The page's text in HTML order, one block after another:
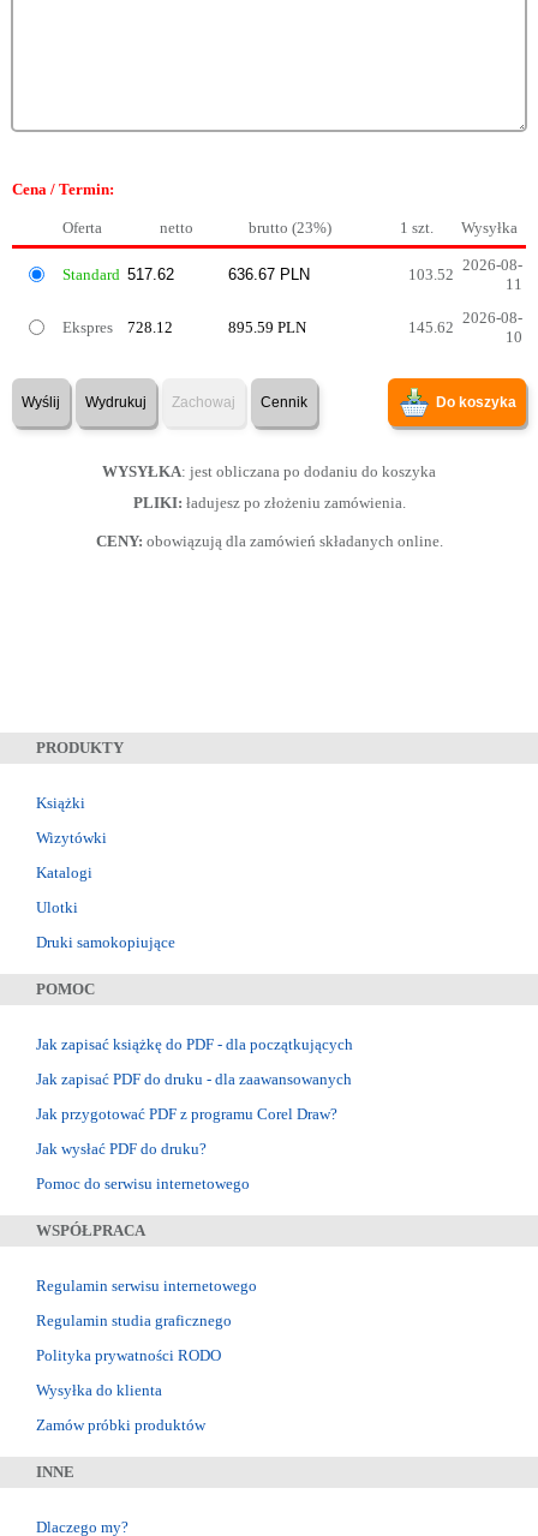
Cena / Termin:
Oferta netto brutto (23%) 1 szt. Wysyłka
Standard 103.52
2026-08-
11
Ekspres 728.12 895.59 PLN 145.62
2026-08-
10
Wyślij Wydrukuj Zachowaj Cennik Do koszyka
WYSYŁKA: jest obliczana po dodaniu do koszyka
PLIKI: ładujesz po złożeniu zamówienia.
CENY: obowiązują dla zamówień składanych online.
PRODUKTY
Książki
Wizytówki
Katalogi
Ulotki
Druki samokopiujące
POMOC
Jak zapisać książkę do PDF - dla początkujących
Jak zapisać PDF do druku - dla zaawansowanych
Jak przygotować PDF z programu Corel Draw?
Jak wysłać PDF do druku?
Pomoc do serwisu internetowego
WSPÓŁPRACA
Regulamin serwisu internetowego
Regulamin studia graficznego
Polityka prywatności RODO
Wysyłka do klienta
Zamów próbki produktów
INNE
Dlaczego my?